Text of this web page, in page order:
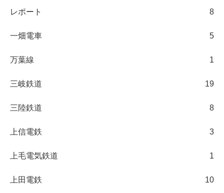
レポート 8
一畑電車 5
万葉線 1
三岐鉄道 19
三陸鉄道 8
上信電鉄 3
上毛電気鉄道 1
上田電鉄 10